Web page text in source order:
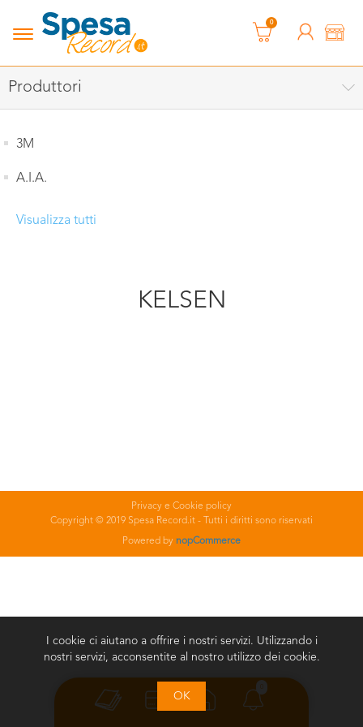
0
Produttori
3M
A.I.A.
Visualizza tutti
KELSEN
Privacy e Cookie policy
Copyright © 2019 Spesa Record.it - Tutti i diritti sono riservati
Powered by nopCommerce
I cookie ci aiutano a offrire i nostri servizi. Utilizzando i
nostri servizi, acconsentite al nostro utilizzo dei cookie.
OK